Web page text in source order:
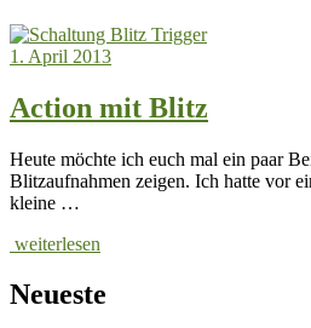
1. April 2013
Action mit Blitz
Heute möchte ich euch mal ein paar
Blitzaufnahmen zeigen. Ich hatte vor
kleine …
weiterlesen
Neueste